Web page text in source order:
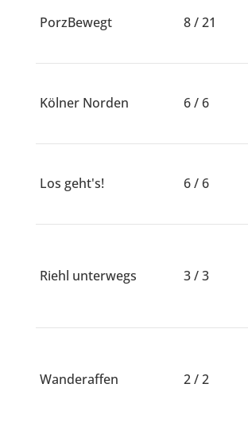
PorzBewegt 8 / 21
Kölner Norden 6 / 6
Los geht's! 6 / 6
Riehl unterwegs 3 / 3
Wanderaffen 2 / 2